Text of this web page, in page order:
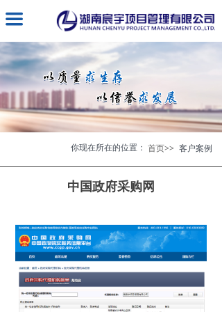
끀
你现在所在的位置： 首页>> 客户案例
中国政府采购网